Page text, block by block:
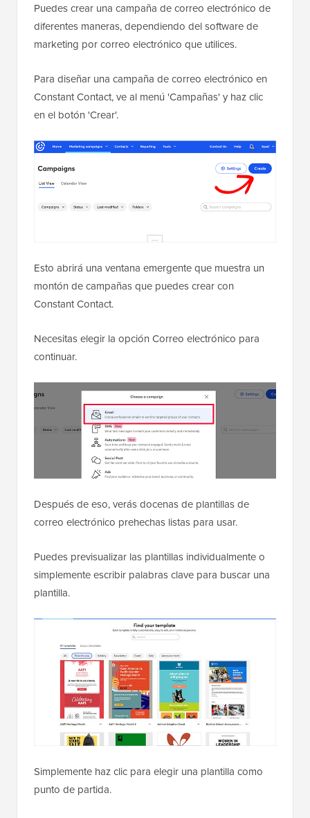
Puedes crear una campaña de correo electrónico de
diferentes maneras, dependiendo del software de
marketing por correo electrónico que utilices.
Para diseñar una campaña de correo electrónico en
Constant Contact, ve al menú 'Campañas' y haz clic
en el botón 'Crear'.
Esto abrirá una ventana emergente que muestra un
montón de campañas que puedes crear con
Constant Contact.
Necesitas elegir la opción Correo electrónico para
continuar.
Después de eso, verás docenas de plantillas de
correo electrónico prehechas listas para usar.
Puedes previsualizar las plantillas individualmente o
simplemente escribir palabras clave para buscar una
plantilla.
Simplemente haz clic para elegir una plantilla como
punto de partida.